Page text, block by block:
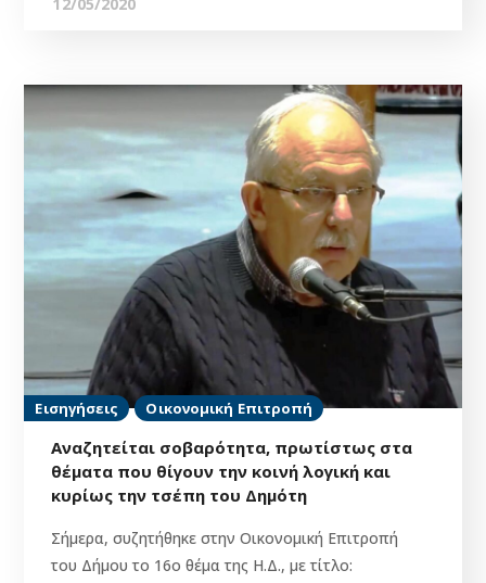
Εισηγήσεις Οικονομική Επιτροπή
Αναζητείται σοβαρότητα, πρωτίστως στα
θέματα που θίγουν την κοινή λογική και
κυρίως την τσέπη του Δημότη
Σήμερα, συζητήθηκε στην Οικονομική Επιτροπή
του Δήμου το 16ο θέμα της Η.Δ., με τίτλο: